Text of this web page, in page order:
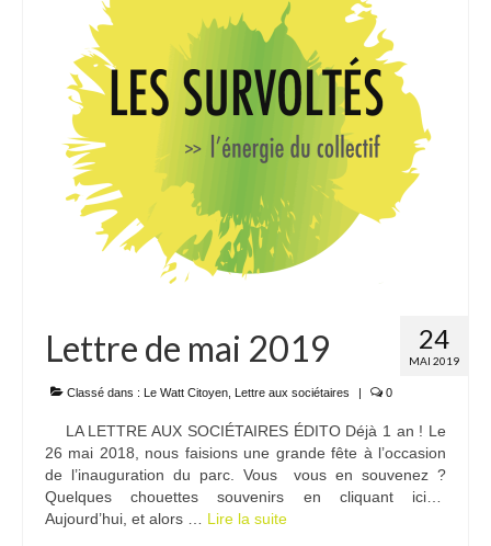
24
MAI 2019
Lettre de mai 2019
Classé dans : Le Watt Citoyen Lettre aux sociétaires | 0
LA LETTRE AUX SOCIÉTAIRES ÉDITO Déjà 1 an ! Le
26 mai 2018, nous faisions une grande fête à l’occasion
de l’inauguration du parc. Vous vous en souvenez ?
Quelques chouettes souvenirs en cliquant ici…
Aujourd’hui, et alors … Lire la suite­­